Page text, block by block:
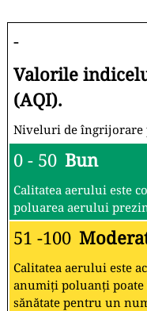
-
Valorile
(AQI).
Niveluri de îngrijorare
0 - 50 Bun
Calitatea aerului este
poluarea aerului
51 -100
Calitatea aerului este
anumiți poluanți
sănătate pentru un